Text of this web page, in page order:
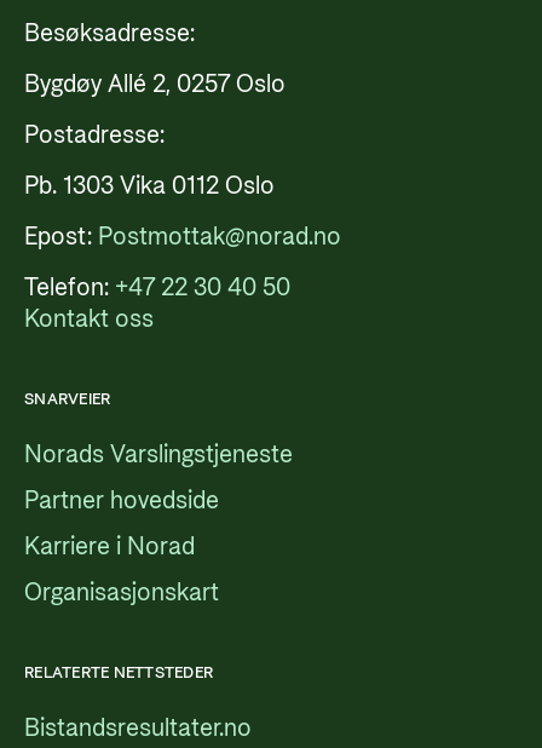
Besøksadresse:
Bygdøy Allé 2, 0257 Oslo
Postadresse:
Pb. 1303 Vika 0112 Oslo
Epost: Postmottak@norad.no
Telefon: +47 22 30 40 50
Kontakt oss
SNARVEIER
Norads Varslingstjeneste
Partner hovedside
Karriere i Norad
Organisasjonskart
RELATERTE NETTSTEDER
Bistandsresultater.no